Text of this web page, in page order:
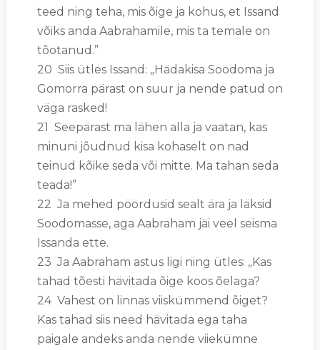
teed ning teha, mis õige ja kohus, et Issand
võiks anda Aabrahamile, mis ta temale on
tõotanud.”
20 Siis ütles Issand: „Hädakisa Soodoma ja
Gomorra pärast on suur ja nende patud on
väga rasked!
21 Seepärast ma lähen alla ja vaatan, kas
minuni jõudnud kisa kohaselt on nad
teinud kõike seda või mitte. Ma tahan seda
teada!”
22 Ja mehed pöördusid sealt ära ja läksid
Soodomasse, aga Aabraham jäi veel seisma
Issanda ette.
23 Ja Aabraham astus ligi ning ütles: „Kas
tahad tõesti hävitada õige koos õelaga?
24 Vahest on linnas viiskümmend õiget?
Kas tahad siis need hävitada ega taha
paigale andeks anda nende viiekümne